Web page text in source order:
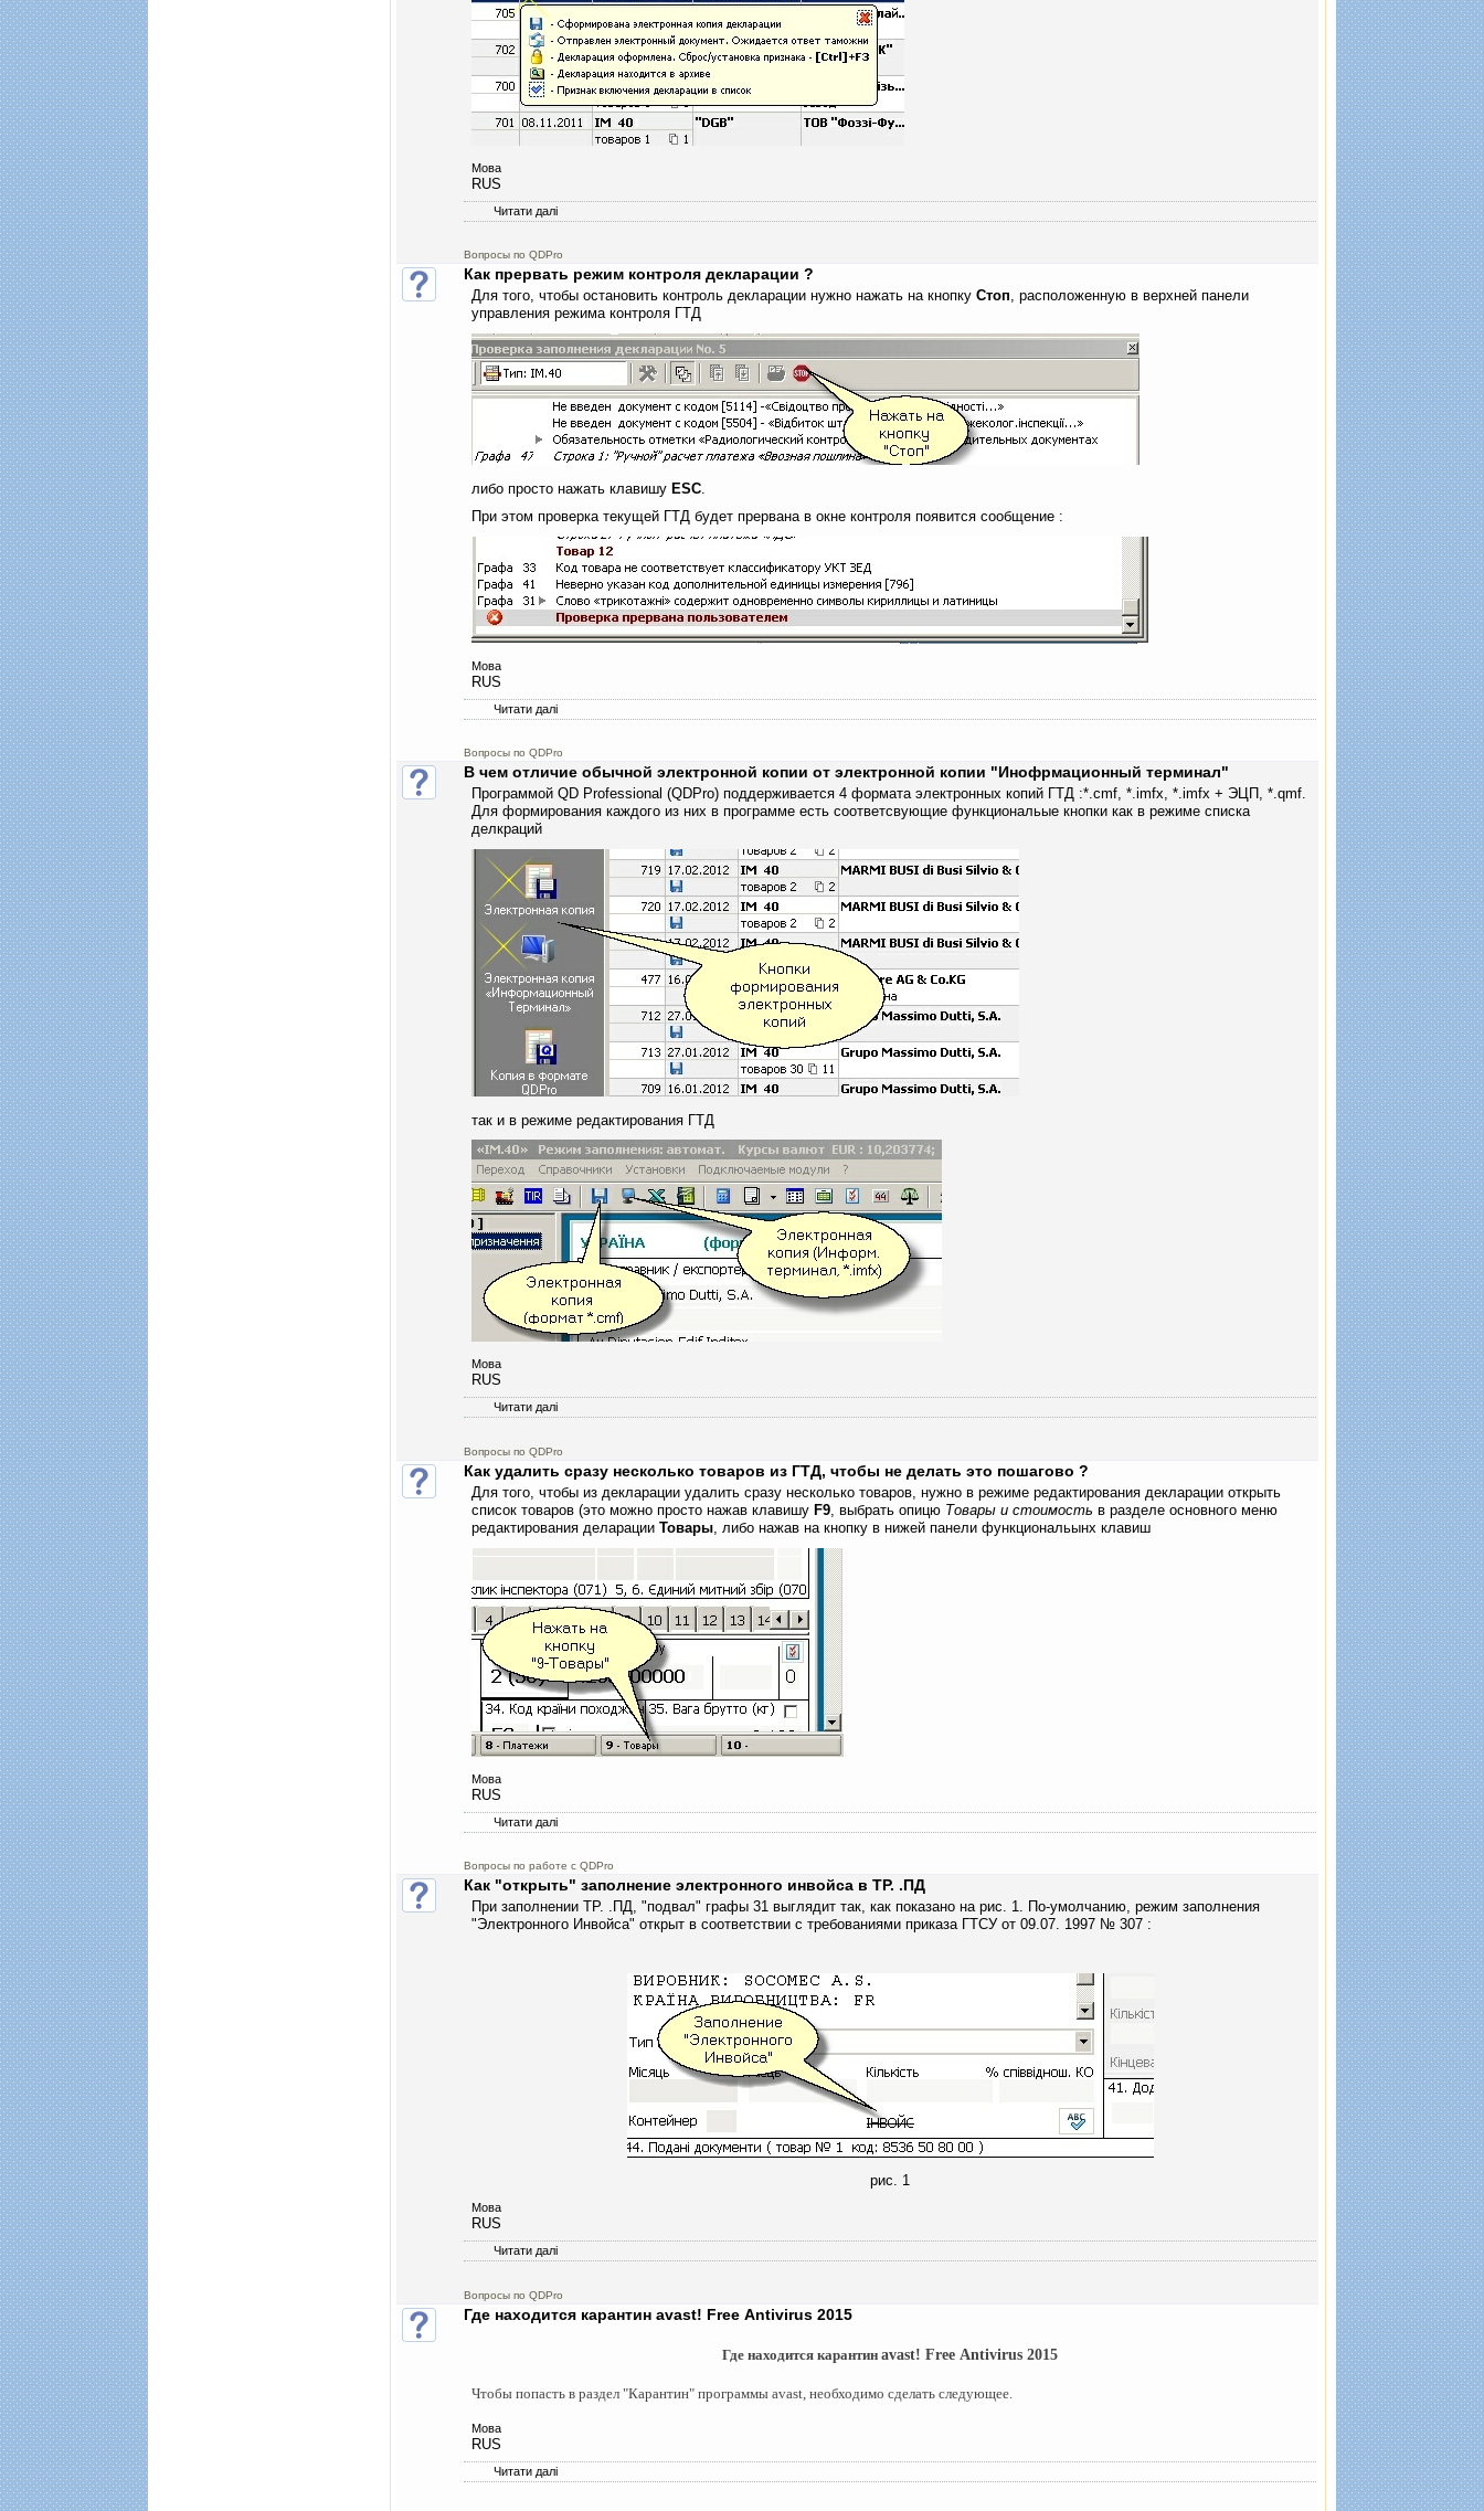
Мова
RUS
Читати даліпро Пояснения к картинкам, выводимым в списке деклараций ?
Вопросы по QDPro
Как прервать режим контроля декларации ?
Для того, чтобы остановить контроль декларации нужно нажать на кнопкуСтоп, расположенную в верхней панели
управления режима контроля ГТД
либо просто нажать клавишуESC
При этом проверка текущей ГТД будет прервана в окне контроля появится сообщение :
Мова
RUS
Читати даліпро Как прервать режим контроля декларации ?
Вопросы по QDPro
В чем отличие обычной электронной копии от электронной копии "Инофрмационный терминал"
Программой QD Professional (QDPro) поддерживается 4 формата электронных копий ГТД :*.cmf, *.imfx, *.imfx + ЭЦП, *.qmf.
Для формирования каждого из них в программе есть соответсвующие функциональые кнопки как в режиме списка
делкраций
так и в режиме редактирования ГТД
Мова
RUS
Читати даліпро В чем отличие обычной электронной копии от электронной копии "Инофрмационный терминал"
Вопросы по QDPro
Как удалить сразу несколько товаров из ГТД, чтобы не делать это пошагово ?
Для того, чтобы из декларации удалить сразу несколько товаров, нужно в режиме редактирования декларации открыть
список товаров (это можно просто нажав клавишу F9, выбрать опицю Товары и стоимость в разделе основного меню
редактирования деларацииТовары, либо нажав на кнопку в нижей панели функциональынх клавиш
Мова
RUS
Читати даліпро Как удалить сразу несколько товаров из ГТД, чтобы не делать это пошагово ?
Вопросы по работе с QDPro
Как "открыть" заполнение электронного инвойса в ТР. .ПД
При заполнении ТР. .ПД, "подвал" графы 31 выглядит так, как показано на рис. 1. По-умолчанию, режим заполнения
"Электронного Инвойса" открыт в соответствии с требованиями приказа ГТСУ от 09.07. 1997 № 307 :
рис. 1
Мова
RUS
Читати далі
Вопросы по QDPro
Где находится карантин avast! Free Antivirus 2015
Где находится карантинavast! Free Antivirus 2015
Чтобы попасть в раздел "Карантин" программы avast, необходимо сделать следующее.
Мова
RUS
Читати даліпро Где находится карантин avast! Free Antivirus 2015